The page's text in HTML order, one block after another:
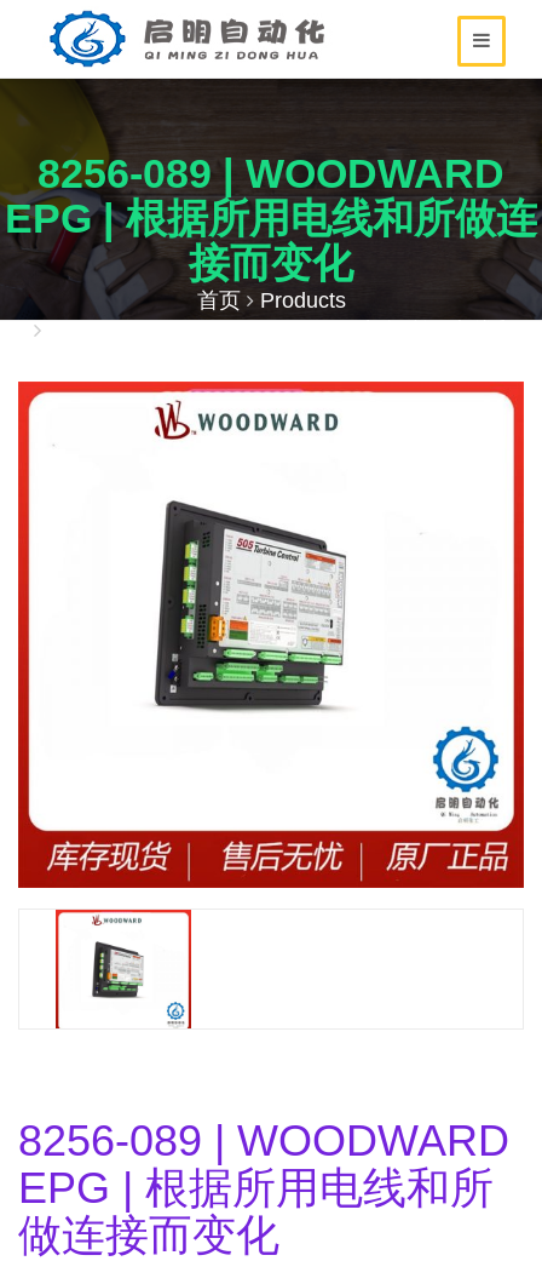
8256-089 | WOODWARD
EPG | 根据所用电线和所做连
接而变化
首页
Products
8256-089 | WOODWARD
EPG | 根据所用电线和所
做连接而变化